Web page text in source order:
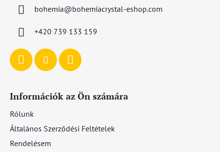
bohemia@bohemiacrystal-eshop.com
+420 739 133 159
Információk az Ön számára
Rólunk
Általános Szerződési Feltételek
Rendelésem